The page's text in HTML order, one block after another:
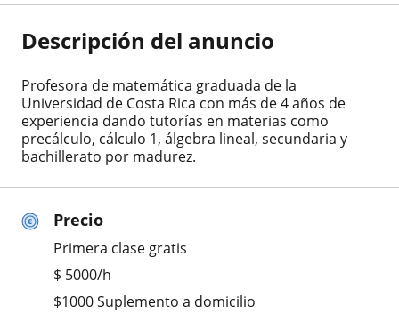
Precio
Primera clase gratis
$ 5000/h
$1000 Suplemento a domicilio
Descripción del anuncio
Profesora de matemática graduada de la
Universidad de Costa Rica con más de 4 años de
experiencia dando tutorías en materias como
precálculo, cálculo 1, álgebra lineal, secundaria y
bachillerato por madurez.